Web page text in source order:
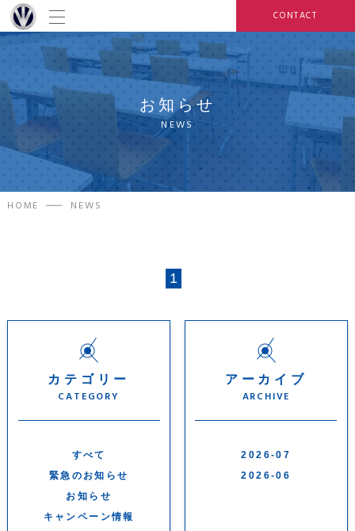
CONTACT
お知らせ
NEWS
HOME NEWS
1
カテゴリー
CATEGORY
すべて
緊急のお知らせ
お知らせ
キャンペーン情報
アーカイブ
ARCHIVE
2026-07
2026-06